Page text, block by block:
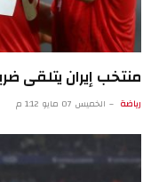
منتخب إيران يتلقى
رياضة الخميس 07 مايو 1:12 م